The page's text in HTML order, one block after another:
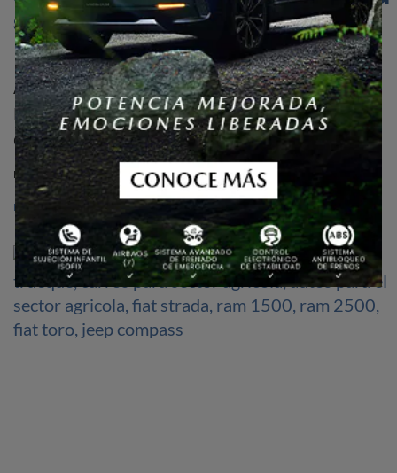
su gama 2021 en Colombia:
Precios y versiones
Añádenos como fuente preferida en Google
Finalizando su ciclo comercial, el Jeep Grand
Cherokee de cuarta generación ajusta sus...
By Óscar Julián Restrepo Mantilla 11 de mayo de 2021
READ MORE